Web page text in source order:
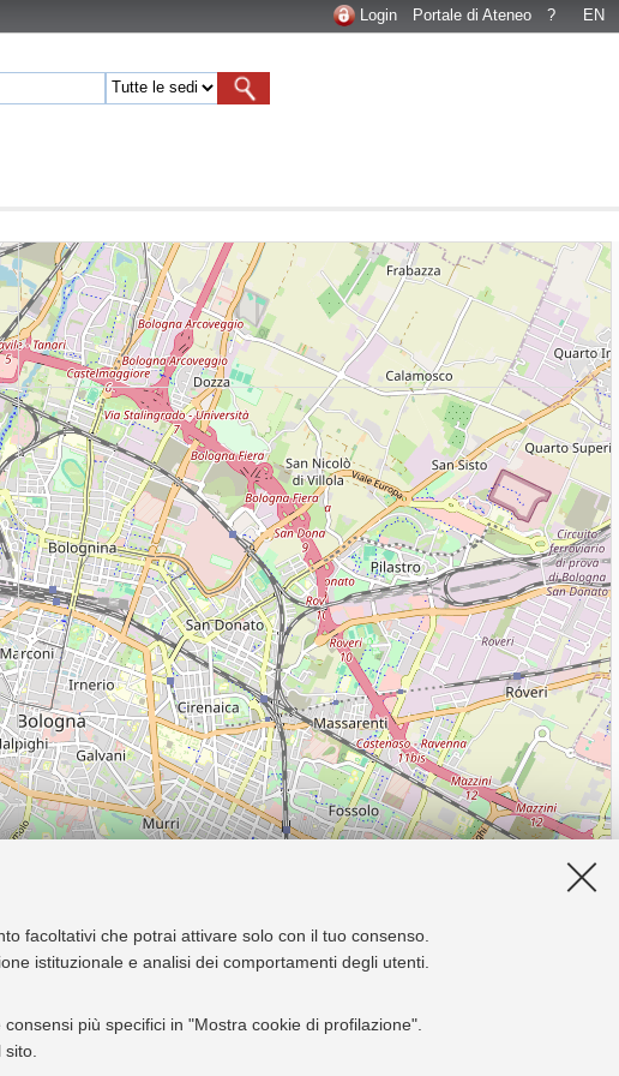
facoltativi che potrai attivare solo con il tuo consenso.
istituzionale e analisi dei comportamenti degli utenti.
più specifici in "Mostra cookie di profilazione".
Login Portale di Ateneo ? EN